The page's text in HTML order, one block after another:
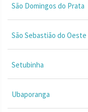
São Domingos do Prata
São Sebastião do Oeste
Setubinha
Ubaporanga